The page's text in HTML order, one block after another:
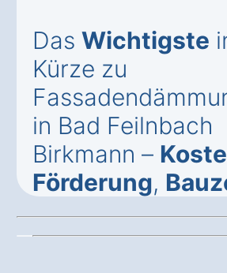
Das Wichtigste
Kürze zu
in Bad Feilnbach
Birkmann –
Förderung,